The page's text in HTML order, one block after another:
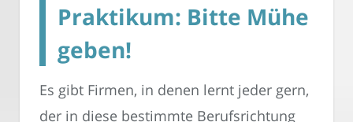
Praktikum: Bitte Mühe
geben!
Es gibt Firmen, in denen lernt jeder gern,
der in diese bestimmte Berufsrichtung